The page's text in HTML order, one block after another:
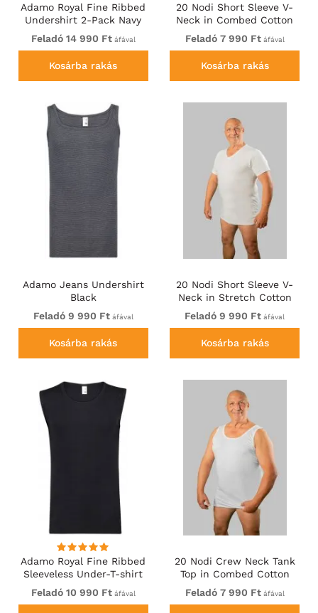
Adamo Royal Fine Ribbed
Undershirt 2-Pack Navy
Feladó 14 990 Ftáfával
Kosárba rakás
20 Nodi Short Sleeve V-
Neck in Combed Cotton
Jersey Black
Feladó 7 990 Ftáfával
Kosárba rakás
Adamo Jeans Undershirt
Black
Feladó 9 990 Ftáfával
Kosárba rakás
20 Nodi Short Sleeve V-
Neck in Stretch Cotton
White
Feladó 9 990 Ft áfával
Kosárba rakás
Adamo Royal Fine Ribbed
Sleeveless Under-T-shirt
Black
Feladó 10 990 Ftáfával
20 Nodi Crew Neck Tank
Top in Combed Cotton
Jersey White
Feladó 7 990 Ftáfával